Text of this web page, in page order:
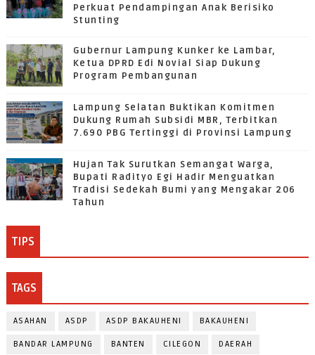
Perkuat Pendampingan Anak Berisiko
Stunting
Gubernur Lampung Kunker ke Lambar,
Ketua DPRD Edi Novial Siap Dukung
Program Pembangunan
Lampung Selatan Buktikan Komitmen
Dukung Rumah Subsidi MBR, Terbitkan
7.690 PBG Tertinggi di Provinsi Lampung
Hujan Tak Surutkan Semangat Warga,
Bupati Radityo Egi Hadir Menguatkan
Tradisi Sedekah Bumi yang Mengakar 206
Tahun
TIPS
TAGS
ASAHAN ASDP ASDP BAKAUHENI BAKAUHENI
BANDAR LAMPUNG BANTEN CILEGON DAERAH